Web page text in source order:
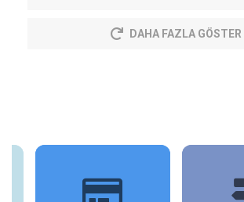
DAHA FAZLA GÖSTER